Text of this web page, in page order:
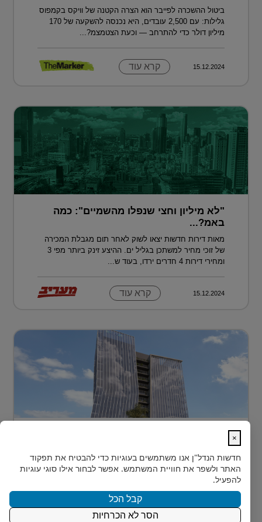
ביטול ההשכרה לפייבר הוא הצרה הקטנה של וויקס בקמפוס
גלילות: עם 2,500 עובדים, היא נכנסה להשקעה של 170
מיליון דולר כדי להתרחב — וכעת הצטמצמ?...
15.12.2024 קרא עוד
"לא מיליון וחצי שנפלו מהשמיים": כמה
באמ?...
מאות דירות חדשות יצאו לשוק לאחר תום מגבלת המכירה
של זוכי מחיר למשתכן בגליל ים. ההיצע זינק ביותר מפי 3
ומחירי דירות 4 חדרים ירדו, בעוד ש...
15.12.2024 קרא עוד
MEDIPORT תל השומר - נבנה לפרוץ דרך אל המחר
בעולם הרפואה של המאה ה-21, קצב החדשנות אינו
מאפשר מנ...
×
חדשות הנדל"ן אנו משתמשים בעוגיות כדי להבטיח את תפקוד
האתר ולשפר את חוויית המשתמש. אפשר לבחור אילו סוגי עוגיות
להפעיל.
קבל הכל
הסר לא הכרחיות